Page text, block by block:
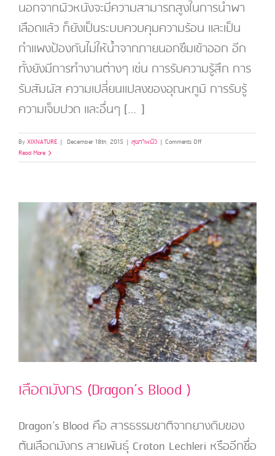
นอกจากผิวหนังจะมีความสามารถสูงในการนำพา
เลือดแล้ว ก็ยังเป็นระบบควบคุมความร้อน และเป็น
กำแพงป้องกันไม่ให้น้ำจากภายนอกซึมเข้าออก อีก
ทั้งยังมีการทำงานต่างๆ เช่น การรับความรู้สึก การ
รับสัมผัส ความเปลี่ยนแปลงของอุณหภูมิ การรับรู้
ความเจ็บปวด และอื่นๆ […]
ByXIXNATURE | December 18th, 2015 | สุขภาพผิว | Comments Offon
เรื่อง
Read More
เลือดมังกร (Dragon’s Blood )
Dragon’s Blood คือ สารธรรมชาติจากยางดิบของ
ต้นเลือดมังกร สายพันธุ์ Croton Lechleri หรืออีกชื่อ